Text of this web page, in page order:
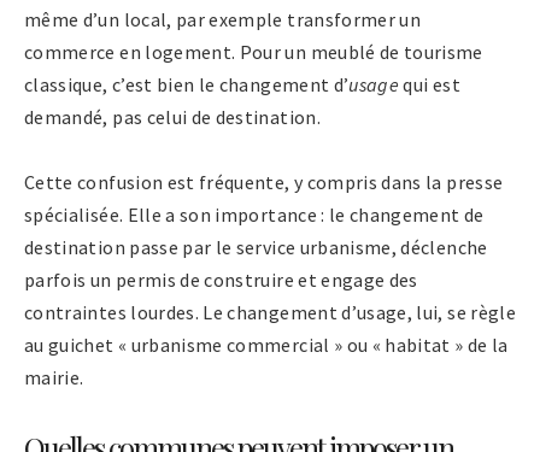
même d’un local, par exemple transformer un
commerce en logement. Pour un meublé de tourisme
classique, c’est bien le changement d’usage qui est
demandé, pas celui de destination.
Cette confusion est fréquente, y compris dans la presse
spécialisée. Elle a son importance : le changement de
destination passe par le service urbanisme, déclenche
parfois un permis de construire et engage des
contraintes lourdes. Le changement d’usage, lui, se règle
au guichet « urbanisme commercial » ou « habitat » de la
mairie.